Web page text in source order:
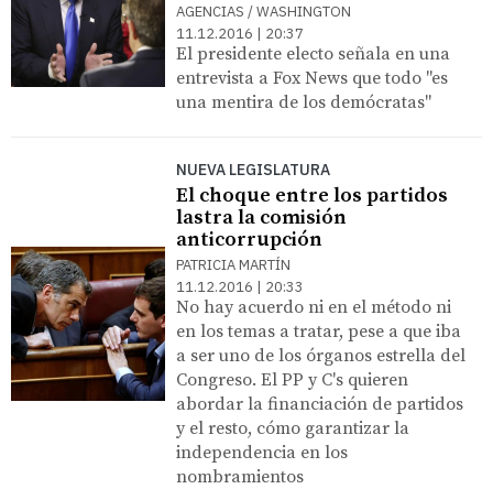
AGENCIAS / WASHINGTON
11.12.2016 | 20:37
El presidente electo señala en una
entrevista a Fox News que todo "es
una mentira de los demócratas"
NUEVA LEGISLATURA
El choque entre los partidos
lastra la comisión
anticorrupción
PATRICIA MARTÍN
11.12.2016 | 20:33
No hay acuerdo ni en el método ni
en los temas a tratar, pese a que iba
a ser uno de los órganos estrella del
Congreso. El PP y C's quieren
abordar la financiación de partidos
y el resto, cómo garantizar la
independencia en los
nombramientos